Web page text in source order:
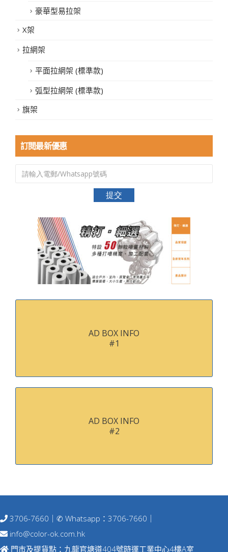
豪華型易拉架
X架
拉網架
平面拉網架 (標準款)
弧型拉網架 (標準款)
旗架
訂閱最新優惠
AD BOX INFO
#1
AD BOX INFO
#2
3706-7660 ｜✆ Whatsapp： 3706-7660
info@color-ok.com.hk
門巿及提貨點：九龍官塘道404號時運工業中心4樓A室